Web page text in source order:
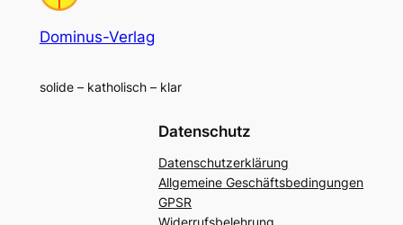
Dominus-Verlag
solide – katholisch – klar
Datenschutz
Datenschutzerklärung
Allgemeine Geschäftsbedingungen
GPSR
Widerrufsbelehrung